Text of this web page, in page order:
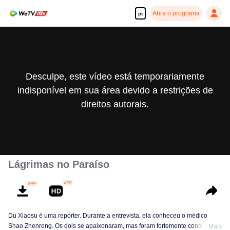
pt Abra o programa
Desculpe, este vídeo está temporariamente
indisponível em sua área devido a restrições de
direitos autorais.
Lágrimas no Paraíso
Du Xiaosu é uma repórter. Durante a entrevista, ela conheceu o médico
Shao Zhenrong. Os dois se apaixonaram, mas foram fortemente contestados
Mais